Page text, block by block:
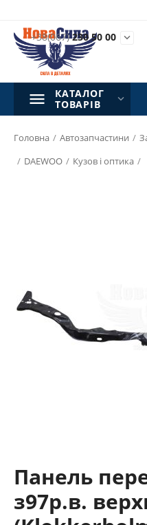
+38(067)230 50 00 
КАТАЛОГ
ТОВАРІВ
Головна / Автозапчастини /
/ DAEWOO / Кузов і оптика /
Панель
з97р.в.